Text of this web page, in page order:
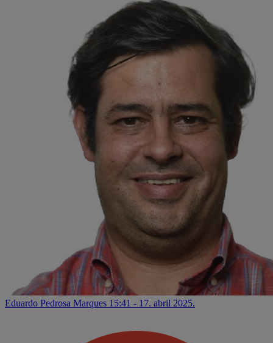
Eduardo Pedrosa Marques 15:41 - 17. abril 2025.